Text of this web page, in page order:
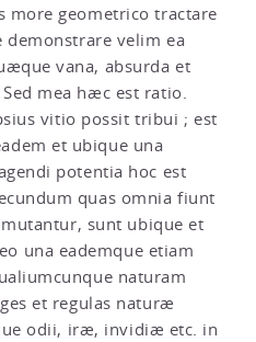
more geometrico tractare
demonstrare velim ea
vana, absurda et
mea hæc est ratio.
vitio possit tribui ; est
et ubique una
potentia hoc est
quas omnia fiunt
sunt ubique et
una eademque etiam
naturam
et regulas naturæ
odii, iræ, invidiæ etc. in